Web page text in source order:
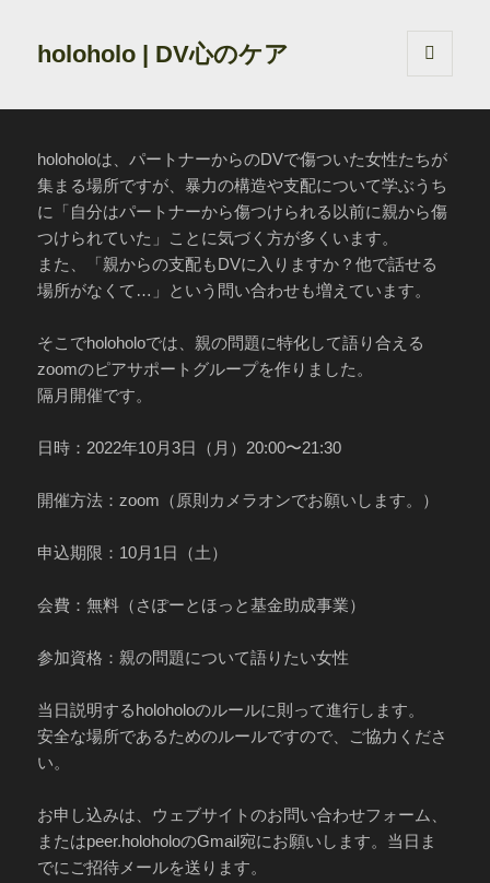
holoholo | DV心のケア
ーとウ
holoholoは、パートナーからのDVで傷ついた女性たちが
集まる場所ですが、暴力の構造や支配について学ぶうち
に「自分はパートナーから傷つけられる以前に親から傷
つけられていた」ことに気づく方が多くいます。
また、「親からの支配もDVに入りますか？他で話せる
場所がなくて…」という問い合わせも増えています。
そこでholoholoでは、親の問題に特化して語り合える
zoomのピアサポートグループを作りました。
隔月開催です。
日時：2022年10月3日（月）20:00〜21:30
開催方法：zoom（原則カメラオンでお願いします。）
申込期限：10月1日（土）
会費：無料（さぽーとほっと基金助成事業）
参加資格：親の問題について語りたい女性
当日説明するholoholoのルールに則って進行します。
安全な場所であるためのルールですので、ご協力くださ
い。
お申し込みは、ウェブサイトのお問い合わせフォーム、
またはpeer.holoholoのGmail宛にお願いします。当日ま
でにご招待メールを送ります。